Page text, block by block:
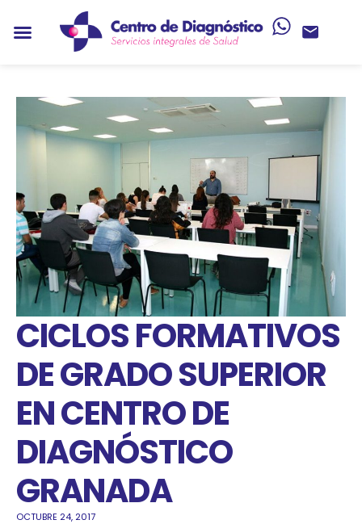
CICLOS FORMATIVOS
DE GRADO SUPERIOR
EN CENTRO DE
DIAGNÓSTICO
GRANADA
OCTUBRE 24, 2017